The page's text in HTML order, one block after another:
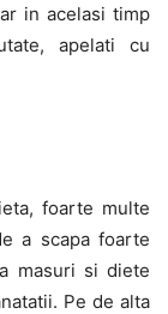
in acelasi timp
apelati cu
foarte multe
a scapa foarte
masuri si diete
Pe de alta